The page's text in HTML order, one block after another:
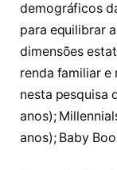
demográficos
para equilibrar
dimensões
renda familiar e
nesta pesquisa
anos);
anos); Baby